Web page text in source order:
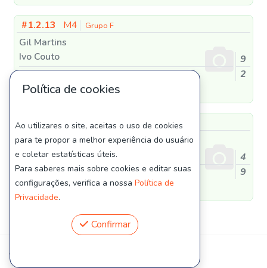
#1.2.13 M4 Grupo F
Gil Martins
Ivo Couto
Markinho Mendes
9
2
#1.3.20 M4 Grupo F
Célio Pinto
Markinho Mendes
Marco Couto
Pedro Lima
4
9
Política de cookies
Ao utilizares o site, aceitas o uso de cookies
para te propor a melhor experiência do usuário
e coletar estatísticas úteis.
Para saberes mais sobre cookies e editar suas
configurações, verifica a nossa Política de
Privacidade.
Confirmar
© PadelTeams 2026